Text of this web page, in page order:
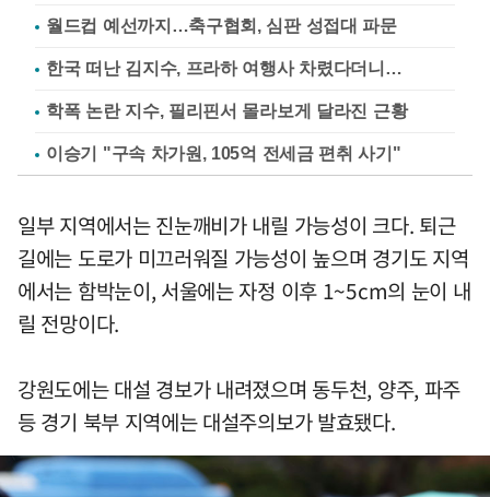
월드컵 예선까지…축구협회, 심판 성접대 파문
한국 떠난 김지수, 프라하 여행사 차렸다더니…
학폭 논란 지수, 필리핀서 몰라보게 달라진 근황
이승기 "구속 차가원, 105억 전세금 편취 사기"
일부 지역에서는 진눈깨비가 내릴 가능성이 크다. 퇴근
길에는 도로가 미끄러워질 가능성이 높으며 경기도 지역
에서는 함박눈이, 서울에는 자정 이후 1~5cm의 눈이 내
릴 전망이다.
강원도에는 대설 경보가 내려졌으며 동두천, 양주, 파주
등 경기 북부 지역에는 대설주의보가 발효됐다.